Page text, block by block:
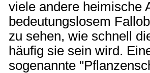
viele andere heimische
bedeutungslosem
zu sehen, wie schnell
häufig sie sein wird.
sogenannte